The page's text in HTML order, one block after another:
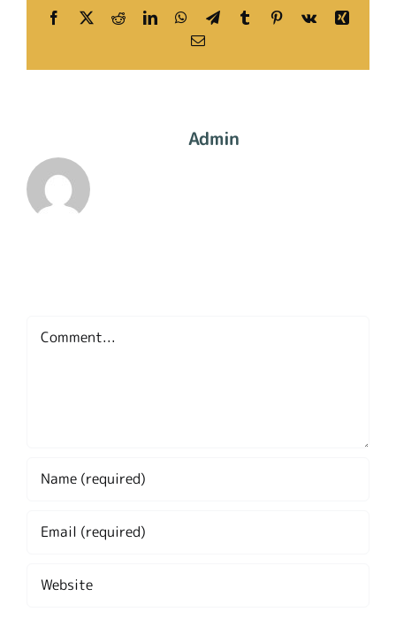
Facebook
X RedditLinkedInWhatsApp
TelegramTumblr Pinterest
Vk
Xing
Email
Admin